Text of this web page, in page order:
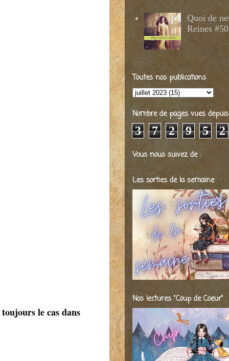
le cas dans
Quoi de
Reines #50
Toutes nos publications
Nombre de pages vues depuis
3 7 2 9 5 2
Vous nous suivez de :
Les sorties de la semaine
Nos lectures "Coup de Coeur"